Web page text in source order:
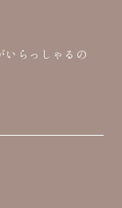
らっしゃるの